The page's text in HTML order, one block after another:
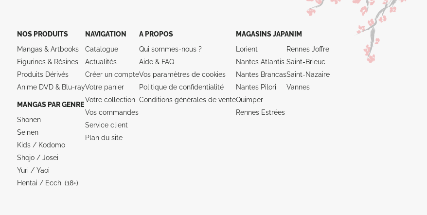
NOS PRODUITS
Mangas & Artbooks
Figurines & Résines
Produits Dérivés
Anime DVD & Blu‑ray
MANGAS PAR GENRE
Shonen
Seinen
Kids / Kodomo
Shojo / Josei
Yuri / Yaoi
Hentai / Ecchi (18+)
NAVIGATION
Catalogue
Actualités
Créer un compte
Votre panier
Votre collection
Vos commandes
Service client
Plan du site
A PROPOS
Qui sommes-nous ?
Aide & FAQ
Vos paramètres de cookies
Politique de confidentialité
Conditions générales de vente
MAGASINS JAPANIM
Lorient
Nantes Atlantis
Nantes Brancas
Nantes Pilori
Quimper
Rennes Estrées
Rennes Joffre
Saint-Brieuc
Saint-Nazaire
Vannes